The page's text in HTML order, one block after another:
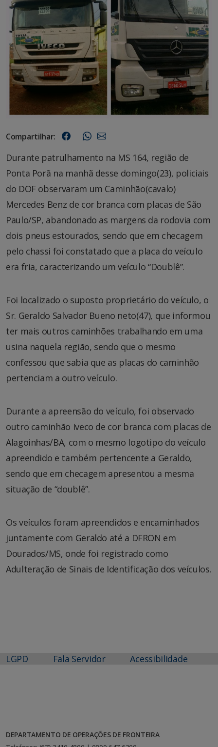
Compartilhar:
Durante patrulhamento na MS 164, região de
Ponta Porã na manhã desse domingo(23), policiais
do DOF observaram um Caminhão(cavalo)
Mercedes Benz de cor branca com placas de São
Paulo/SP, abandonado as margens da rodovia com
dois pneus estourados, sendo que em checagem
pelo chassi foi constatado que a placa do veículo
era fria, caracterizando um veículo “Doublê”.
Foi localizado o suposto proprietário do veículo, o
Sr. Geraldo Salvador Bueno neto(47), que informou
ter mais outros caminhões trabalhando em uma
usina naquela região, sendo que o mesmo
confessou que sabia que as placas do caminhão
pertenciam a outro veículo.
Durante a apreensão do veículo, foi observado
outro caminhão Iveco de cor branca com placas de
Alagoinhas/BA, com o mesmo logotipo do veículo
apreendido e também pertencente a Geraldo,
sendo que em checagem apresentou a mesma
situação de “doublê”.
Os veículos foram apreendidos e encaminhados
juntamente com Geraldo até a DFRON em
Dourados/MS, onde foi registrado como
Adulteração de Sinais de Identificação dos veículos.
LGPD Fala Servidor Acessibilidade
DEPARTAMENTO DE OPERAÇÕES DE FRONTEIRA